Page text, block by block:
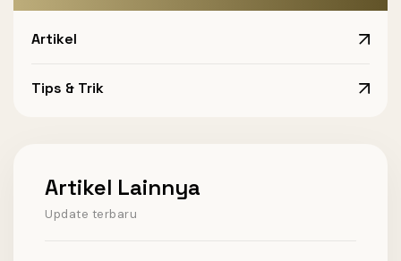
Artikel
Tips & Trik
Artikel Lainnya
Update terbaru